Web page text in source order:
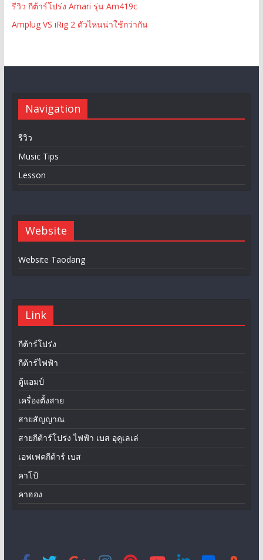
รีวิว กีต้าร์โปร่ง Amari รุ่น Am419c
Amplug VS iRig 2 ตัวไหนน่าใช้กว่ากัน
Navigation
รีวิว
Music Tips
Lesson
Website
Website Taodang
Link
กีต้าร์โปร่ง
กีต้าร์ไฟฟ้า
ตู้แอมป์
เครื่องตั้งสาย
สายสัญญาณ
สายกีต้าร์โปร่ง ไฟฟ้า เบส อุคูเลเล่
เอฟเฟคกีต้าร์ เบส
คาโป้
คาฮอง